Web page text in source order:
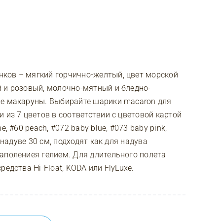
– мягкий горчично-желтый, цвет морской
и розовый, молочно-мятный и бледно-
макаруны. Выбирайте шарики macaron для
7 цветов в соответствии с цветовой картой
#60 peach, #072 baby blue, #073 baby pink,
30 см, подходят как для надува
гелием. Для длительного полета
Hi-Float, KODA или FlyLuxe.